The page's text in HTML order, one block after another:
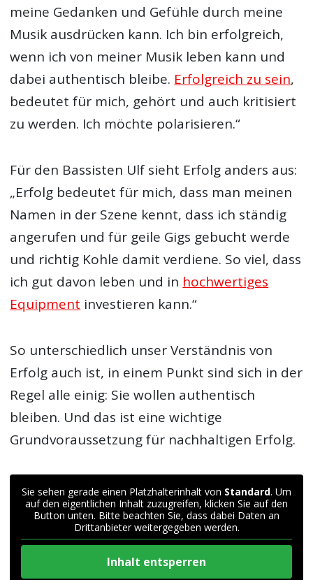
meine Gedanken und Gefühle durch meine
Musik ausdrücken kann. Ich bin erfolgreich,
wenn ich von meiner Musik leben kann und
dabei authentisch bleibe. Erfolgreich zu sein,
bedeutet für mich, gehört und auch kritisiert
zu werden. Ich möchte polarisieren.“
Für den Bassisten Ulf sieht Erfolg anders aus:
„Erfolg bedeutet für mich, dass man meinen
Namen in der Szene kennt, dass ich ständig
angerufen und für geile Gigs gebucht werde
und richtig Kohle damit verdiene. So viel, dass
ich gut davon leben und in hochwertiges
Equipment investieren kann.“
So unterschiedlich unser Verständnis von
Erfolg auch ist, in einem Punkt sind sich in der
Regel alle einig: Sie wollen authentisch
bleiben. Und das ist eine wichtige
Grundvoraussetzung für nachhaltigen Erfolg.
Sie sehen gerade einen Platzhalterinhalt von Standard. Um
auf den eigentlichen Inhalt zuzugreifen, klicken Sie auf den
Button unten. Bitte beachten Sie, dass dabei Daten an
Drittanbieter weitergegeben werden.
Inhalt entsperren